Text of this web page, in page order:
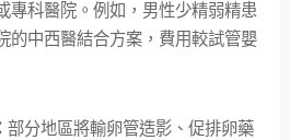
專科醫院。例如，男性少精弱精患
的中西醫結合方案，費用較試管嬰
部分地區將輸卵管造影、促排卵藥